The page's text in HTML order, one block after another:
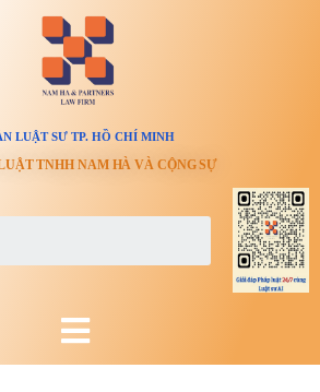
LUẬT SƯ TP. HỒ CHÍ MINH
TNHH NAM HÀ VÀ CỘNG SỰ